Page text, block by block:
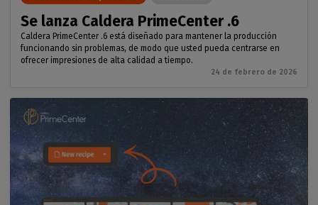
Se lanza Caldera PrimeCenter .6
Caldera PrimeCenter .6 está diseñado para mantener la producción
funcionando sin problemas, de modo que usted pueda centrarse en
ofrecer impresiones de alta calidad a tiempo.
24 de febrero de 2026